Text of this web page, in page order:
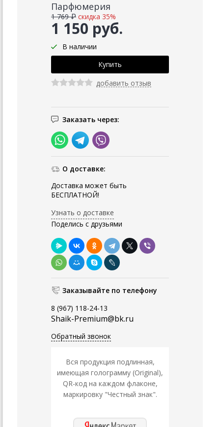
Парфюмерия
1 150 руб.
1 769 ₽ скидка 35%
В наличии
добавить отзыв
Заказать через:
О доставке:
Доставка может быть
БЕСПЛАТНОЙ!
Узнать о доставке
Поделись с друзьями
Заказывайте по телефону
8 (967) 118-24-13
Shaik-Premium@bk.ru
Обратный звонок
Вся продукция подлинная,
имеющая голограмму (Original),
QR-код на каждом флаконе,
маркировку "Честный знак".